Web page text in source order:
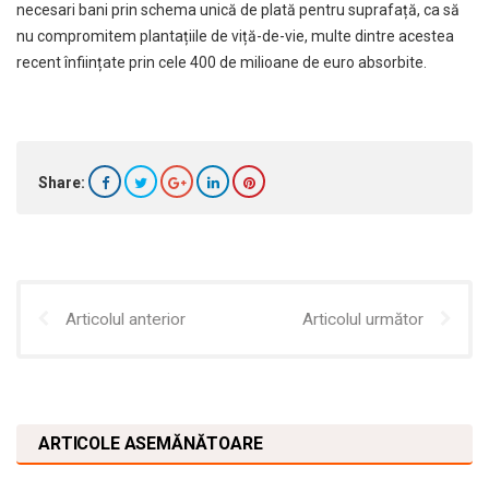
necesari bani prin schema unică de plată pentru suprafață, ca să
nu compromitem plantațiile de viță-de-vie, multe dintre acestea
recent înființate prin cele 400 de milioane de euro absorbite.
Share:
Articolul anterior Articolul următor
ARTICOLE ASEMĂNĂTOARE